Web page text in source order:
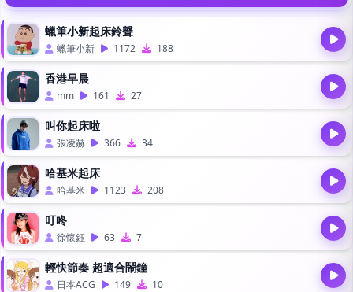
蠟筆小新起床鈴聲
蠟筆小新 1172 188
香港早晨
mm 161 27
叫你起床啦
張凌赫 366 34
哈基米起床
哈基米 1123 208
叮咚
徐懷鈺 63 7
輕快節奏 超適合鬧鐘
日本ACG 149 10